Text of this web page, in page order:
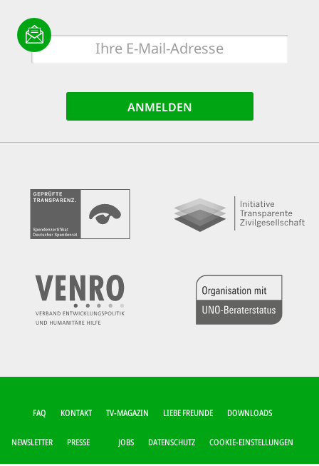
E-
Mail
FUSSZEILEN-M
FAQ KONTAKT TV-MAGAZIN LIEBE FREUNDE DOWNLOADS
NEWSLETTER PRESSE JOBS DATENSCHUTZ COOKIE-EINSTELLUNGEN